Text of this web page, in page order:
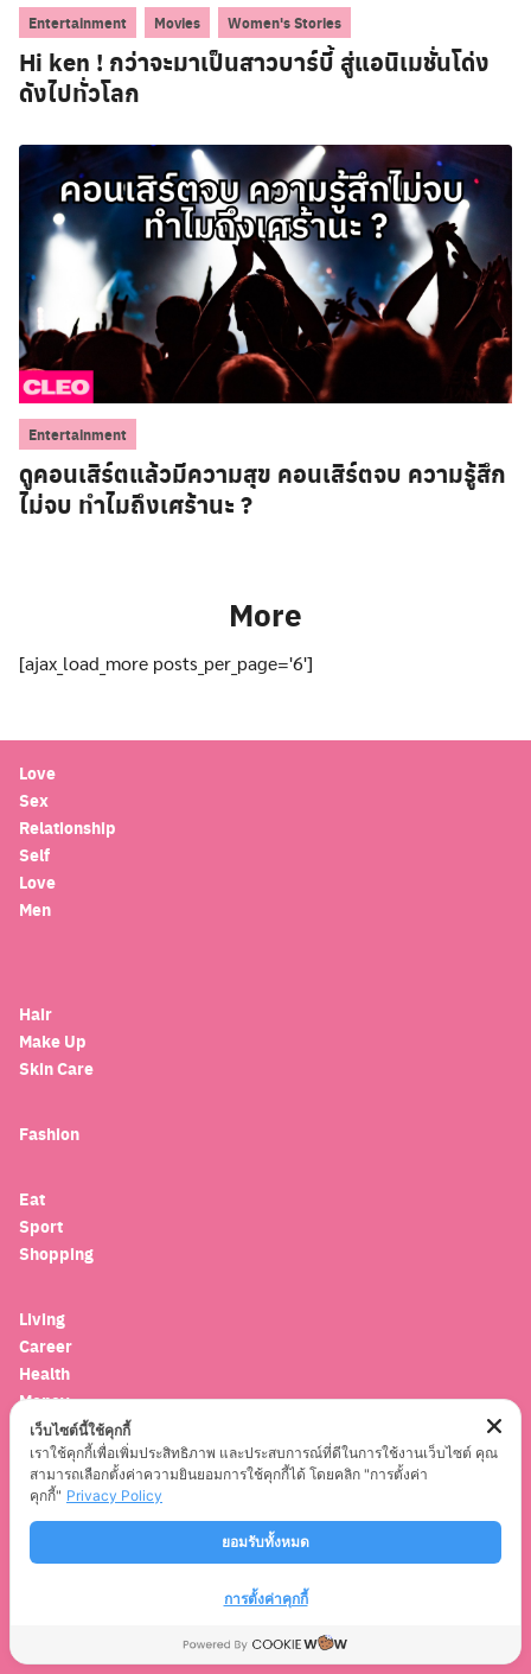
Entertainment Movies Women's Stories
Hi ken ! กว่าจะมาเป็นสาวบาร์บี้ สู่แอนิเมชั่นโด่ง
ดังไปทั่วโลก
Entertainment
ดูคอนเสิร์ตแล้วมีความสุข คอนเสิร์ตจบ ความรู้สึก
ไม่จบ ทำไมถึงเศร้านะ ?
More
[ajax_load_more posts_per_page='6']
Love
Sex
Relationship
Self
Love
Men
Hair
Make Up
Skin Care
Fashion
Eat
Sport
Shopping
Living
Career
Health
Money
Wellbeing
Culture
Arts
เว็บไซต์นี้ใช้คุกกี้
เราใช้คุกกี้เพื่อเพิ่มประสิทธิภาพ และประสบการณ์ที่ดีในการใช้งานเว็บไซต์ คุณ
สามารถเลือกตั้งค่าความยินยอมการใช้คุกกี้ได้ โดยคลิก "การตั้งค่า
คุกกี้" Privacy Policy
ยอมรับทั้งหมด
การตั้งค่าคุกกี้